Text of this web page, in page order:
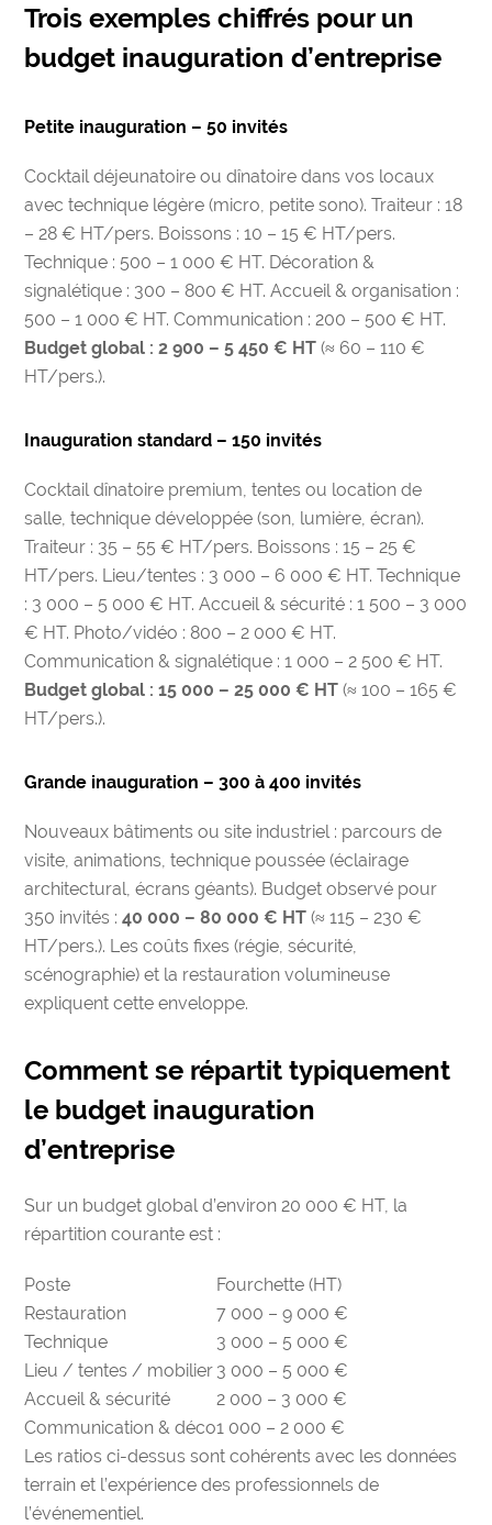
Trois exemples chiffrés pour un
budget inauguration d’entreprise
Petite inauguration – 50 invités
Cocktail déjeunatoire ou dînatoire dans vos locaux
avec technique légère (micro, petite sono). Traiteur : 18
– 28 € HT/pers. Boissons : 10 – 15 € HT/pers.
Technique : 500 – 1 000 € HT. Décoration &
signalétique : 300 – 800 € HT. Accueil & organisation :
500 – 1 000 € HT. Communication : 200 – 500 € HT.
Budget global : 2 900 – 5 450 € HT (≈ 60 – 110 €
HT/pers.).
Inauguration standard – 150 invités
Cocktail dînatoire premium, tentes ou location de
salle, technique développée (son, lumière, écran).
Traiteur : 35 – 55 € HT/pers. Boissons : 15 – 25 €
HT/pers. Lieu/tentes : 3 000 – 6 000 € HT. Technique
: 3 000 – 5 000 € HT. Accueil & sécurité : 1 500 – 3 000
€ HT. Photo/vidéo : 800 – 2 000 € HT.
Communication & signalétique : 1 000 – 2 500 € HT.
Budget global : 15 000 – 25 000 € HT (≈ 100 – 165 €
HT/pers.).
Grande inauguration – 300 à 400 invités
Nouveaux bâtiments ou site industriel : parcours de
visite, animations, technique poussée (éclairage
architectural, écrans géants). Budget observé pour
350 invités :40 000 – 80 000 € HT (≈ 115 – 230 €
HT/pers.). Les coûts fixes (régie, sécurité,
scénographie) et la restauration volumineuse
expliquent cette enveloppe.
Comment se répartit typiquement
le budget inauguration
d’entreprise
Sur un budget global d’environ 20 000 € HT, la
répartition courante est :
Poste
Fourchette (HT)
Restauration
7 000 – 9 000 €
Technique
3 000 – 5 000 €
Lieu / tentes / mobilier 3 000 – 5 000 €
Accueil & sécurité
2 000 – 3 000 €
Communication & déco1 000 – 2 000 €
Les ratios ci-dessus sont cohérents avec les données
terrain et l’expérience des professionnels de
l’événementiel.